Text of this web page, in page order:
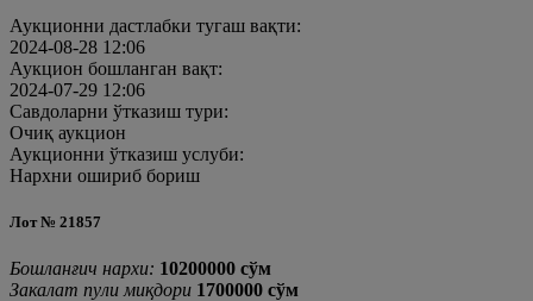
Аукционни дастлабки тугаш вақти:
2024-08-28 12:06
Аукцион бошланган вақт:
2024-07-29 12:06
Савдоларни ўтказиш тури:
Очиқ аукцион
Аукционни ўтказиш услуби:
Нархни ошириб бориш
Лот № 21857
Бошланғич нархи: 10200000 cўм
Закалат пули миқдори 1700000 cўм